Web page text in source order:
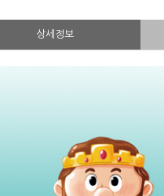
상세정보